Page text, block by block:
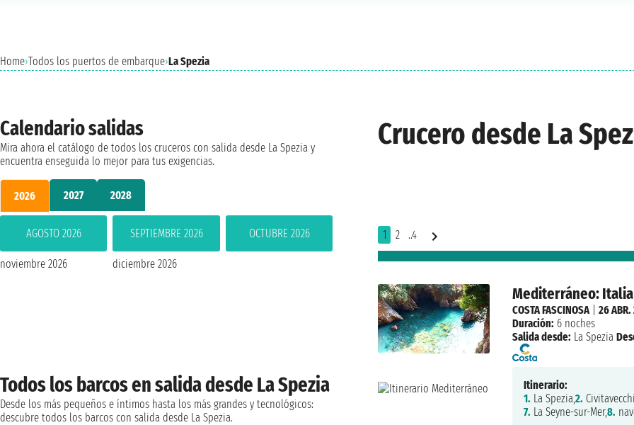
Home›Todos los puertos de embarque›La Spezia
Crucero desde La
1 2 ..4
Mediterráneo: Italia
COSTA FASCINOSA| 26 ABR.
Duración: 6 noches
Salida desde: La Spezia
Itinerario:
1. La Spezia,2.
7. La Seyne-sur-Mer,8.
Calendario salidas
Mira ahora el catálogo de todos los cruceros con salida desde La Spezia y
encuentra enseguida lo mejor para tus exigencias.
2026 2027 2028
AGOSTO 2026 SEPTIEMBRE 2026 OCTUBRE 2026
noviembre 2026 diciembre 2026
Todos los barcos en salida desde La Spezia
Desde los más pequeños e íntimos hasta los más grandes y tecnológicos:
descubre todos los barcos con salida desde La Spezia.